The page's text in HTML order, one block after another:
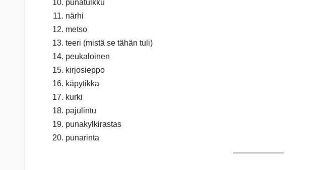
punatulkku
närhi
metso
teeri (mistä se tähän tuli)
peukaloinen
kirjosieppo
käpytikka
kurki
pajulintu
punakylkirastas
punarinta